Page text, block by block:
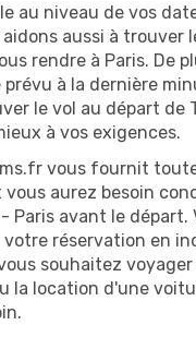
au niveau de vos
aussi à trouver
rendre à Paris. De
à la dernière
le vol au départ de
à vos exigences.
vous fournit
aurez besoin
Paris avant le départ.
réservation en
souhaitez
la location d'une